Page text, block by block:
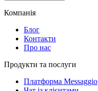
Компанія
Блог
Контакти
Про нас
Продукти та послуги
Платформа Messaggio